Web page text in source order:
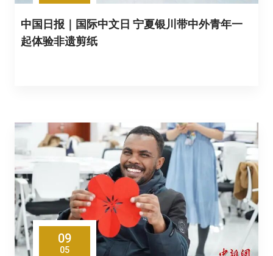
中国日报｜国际中文日 宁夏银川带中外青年一
起体验非遗剪纸
09
05